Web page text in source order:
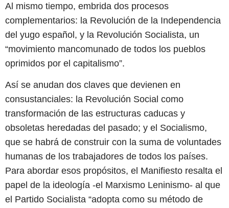
Al mismo tiempo, embrida dos procesos
complementarios: la Revolución de la Independencia
del yugo español, y la Revolución Socialista, un
“movimiento mancomunado de todos los pueblos
oprimidos por el capitalismo”.
Así se anudan dos claves que devienen en
consustanciales: la Revolución Social como
transformación de las estructuras caducas y
obsoletas heredadas del pasado; y el Socialismo,
que se habrá de construir con la suma de voluntades
humanas de los trabajadores de todos los países.
Para abordar esos propósitos, el Manifiesto resalta el
papel de la ideología -el Marxismo Leninismo- al que
el Partido Socialista “adopta como su método de